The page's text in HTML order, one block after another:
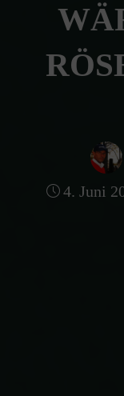
4. Juni